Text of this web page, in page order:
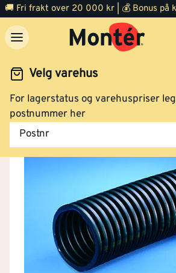
Velg varehus
For lagerstatus og varehuspriser
postnummer her
Postnr
Grunnarbeid